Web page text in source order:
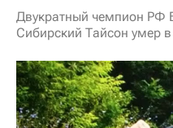
Двукратный чемпион РФ
Сибирский Тайсон умер